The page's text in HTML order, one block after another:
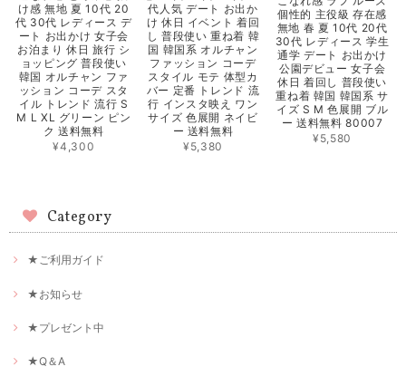
け感 無地 夏 10代 20
代 30代 レディース デ
ート お出かけ 女子会
お泊まり 休日 旅行 シ
ョッピング 普段使い
韓国 オルチャン ファ
ッション コーデ スタ
イル トレンド 流行 S
M L XL グリーン ピン
ク 送料無料
¥4,300
代人気 デート お出か
け 休日 イベント 着回
し 普段使い 重ね着 韓
国 韓国系 オルチャン
ファッション コーデ
スタイル モテ 体型カ
バー 定番 トレンド 流
行 インスタ映え ワン
サイズ 色展開 ネイビ
ー 送料無料
¥5,380
個性的 主役級 存在感
無地 春 夏 10代 20代
30代 レディース 学生
通学 デート お出かけ
公園デビュー 女子会
休日 着回し 普段使い
重ね着 韓国 韓国系 サ
イズ S M 色展開 ブル
ー 送料無料 80007
¥5,580
Category
★ご利用ガイド
★お知らせ
★プレゼント中
★Q＆A